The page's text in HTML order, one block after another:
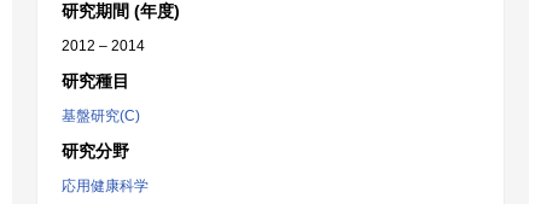
研究期間 (年度)
2012 – 2014
研究種目
基盤研究(C)
研究分野
応用健康科学